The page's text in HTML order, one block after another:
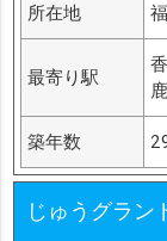
所在地
最寄り駅
築年数
じゅうグラン